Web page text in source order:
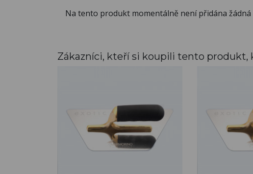
Na tento produkt momentálně není přidána žádná
Zákazníci, kteří si koupili tento produkt,